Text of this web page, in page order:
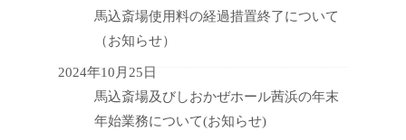
馬込斎場使用料の経過措置終了について
（お知らせ）
2024年10月25日
馬込斎場及びしおかぜホール茜浜の年末
年始業務について(お知らせ)